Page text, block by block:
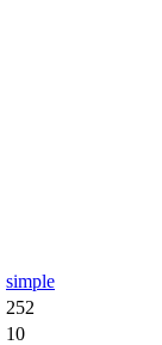
simple
252
10